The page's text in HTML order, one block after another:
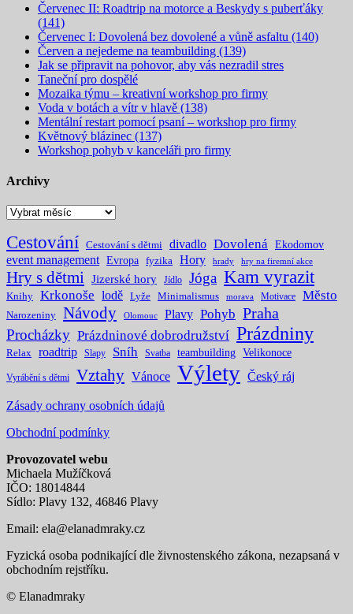
Červenec II: Roadtrip na motorce a Beskydy s puberťáky
(141)
Červenec I: Dovolená bez dovolené a vůně asfaltu (140)
Červen a nejedeme na teambuilding (139)
Jak se připravit na pohovor, aby vás nezradil stres
Taneční pro dospělé
Mozaika týmu – kreativní workshop pro firmy
Voda v botách a vítr v hlavě (138)
Mentální restart pomocí psaní – workshop pro firmy
Květnový blázinec (137)
Workshop pohyb v kanceláři pro firmy
Archivy
Archivy
Cestování Cestování s dětmi divadlo Dovolená Ekodomov
event management Evropa fyzika Hory hrady hry na firemní akce
Hry s dětmi Jizerské hory Jídlo Jóga Kam vyrazit
Knihy Krkonoše lodě Lyže Minimalismus morava Motivace Město
Narozeniny Návody Olomouc Plavy Pohyb Praha
Procházky Prázdninové dobrodružství Prázdniny
Relax roadtrip Slapy Sníh Svatba teambuilding Velikonoce
Vyrábění s dětmi Vztahy Vánoce Výlety Český ráj
Zásady ochrany osobních údajů
Obchodní podmínky
Provozovatel webu
Michaela Mužíčková
IČO: 18014844
Sídlo: Plavy 132, 46846 Plavy
Email: ela@elanadmraky.cz
Fyzická osoba podnikající dle živnostenského zákona, nezapsaná v
obchodním rejstříku.
© Elanadmraky